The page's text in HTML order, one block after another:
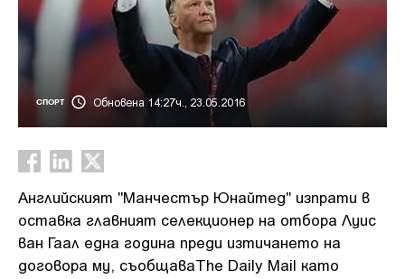
СПОРТ Обновена 14:27ч., 23.05.2016
Английският "Манчестър Юнайтед" изпрати в
оставка главният селекционер на отбора Луис
ван Гаал една година преди изтичането на
договора му, съобщаваThe Daily Mail като